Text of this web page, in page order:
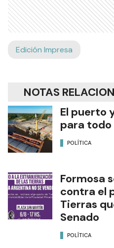
Edición Impresa
NOTAS
El puerto
para
POLÍTICA
Formosa
contra el
Tierras
Senado
POLÍTICA